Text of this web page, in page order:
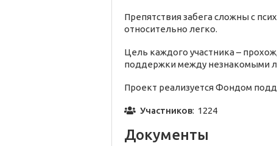
Препятствия забега сложны с
относительно легко.
Цель каждого участника –
поддержки между незнакомыми
Проект реализуется Фондом
Участников: 1224
Документы